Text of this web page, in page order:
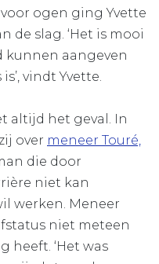
ogen ging Yvette
de slag. ‘Het is mooi
kunnen aangeven
vindt Yvette.
altijd het geval. In
over meneer Touré,
die door
niet kan
werken. Meneer
niet meteen
heeft. ‘Het was